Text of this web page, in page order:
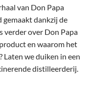
van Don Papa
gemaakt dankzij de
verder over Don Papa
en waarom het
Laten we duiken in een
distilleerderij.